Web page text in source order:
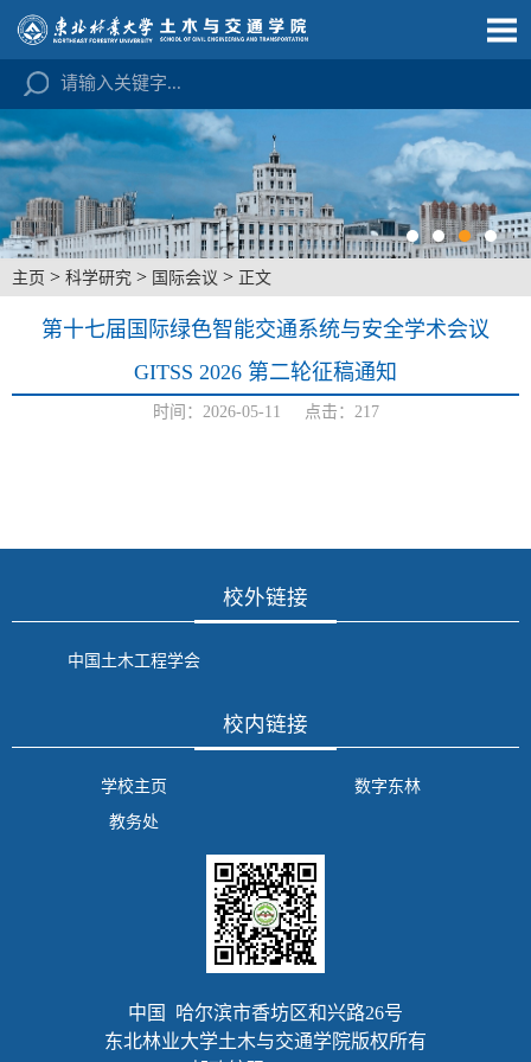
主页 > 科学研究 > 国际会议 > 正文
第十七届国际绿色智能交通系统与安全学术会议
GITSS 2026 第二轮征稿通知
时间：2026-05-11 点击： 217
校外链接
中国土木工程学会
校内链接
学校主页
数字东林
教务处
中国 哈尔滨市香坊区和兴路26号
东北林业大学土木与交通学院版权所有